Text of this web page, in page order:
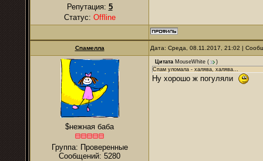
Репутация: 5
Статус: Offline
Спамелла Дата: Среда, 08.11.2017, 21:02 |
$нежная баба
Группа: Проверенные
Сообщений: 5280
Цитата MouseWhite (
)
Спам уломала - халява, халява...
Ну хорошо ж погуляли